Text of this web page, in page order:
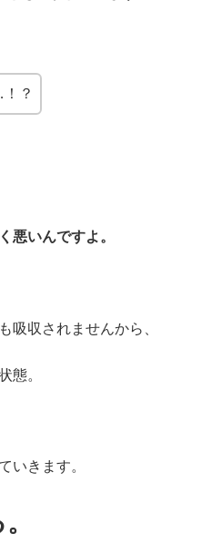
？
悪いんですよ。
吸収されませんから、
態。
いきます。